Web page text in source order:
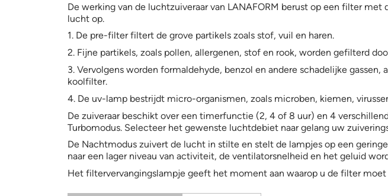
De werking van de luchtzuiveraar van LANAFORM berust op een filter
lucht op.
1. De pre-filter filtert de grove partikels zoals stof, vuil en haren.
2. Fijne partikels, zoals pollen, allergenen, stof en rook, worden gefilterd
3. Vervolgens worden formaldehyde, benzol en andere schadelijke
koolfilter.
4. De uv-lamp bestrijdt micro-organismen, zoals microben, kiemen,
De zuiveraar beschikt over een timerfunctie (2, 4 of 8 uur) en 4
Turbomodus. Selecteer het gewenste luchtdebiet naar gelang uw
De Nachtmodus zuivert de lucht in stilte en stelt de lampjes op een
naar een lager niveau van activiteit, de ventilatorsnelheid en het geluid
Het filtervervangingslampje geeft het moment aan waarop u de filter moet